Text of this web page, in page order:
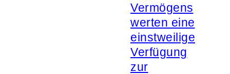
Vermögens
werten eine
einstweilige
Verfügung
zur